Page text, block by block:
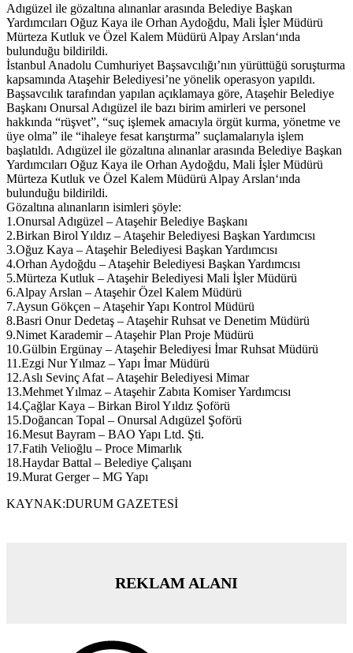
Adıgüzel ile gözaltına alınanlar arasında Belediye Başkan
Yardımcıları Oğuz Kaya ile Orhan Aydoğdu, Mali İşler Müdürü
Mürteza Kutluk ve Özel Kalem Müdürü Alpay Arslan‘ında
bulunduğu bildirildi.
İstanbul Anadolu Cumhuriyet Başsavcılığı’nın yürüttüğü soruşturma
kapsamında Ataşehir Belediyesi’ne yönelik operasyon yapıldı.
Başsavcılık tarafından yapılan açıklamaya göre, Ataşehir Belediye
Başkanı Onursal Adıgüzel ile bazı birim amirleri ve personel
hakkında “rüşvet”, “suç işlemek amacıyla örgüt kurma, yönetme ve
üye olma” ile “ihaleye fesat karıştırma” suçlamalarıyla işlem
başlatıldı. Adıgüzel ile gözaltına alınanlar arasında Belediye Başkan
Yardımcıları Oğuz Kaya ile Orhan Aydoğdu, Mali İşler Müdürü
Mürteza Kutluk ve Özel Kalem Müdürü Alpay Arslan‘ında
bulunduğu bildirildi.
Gözaltına alınanların isimleri şöyle:
1.Onursal Adıgüzel – Ataşehir Belediye Başkanı
2.Birkan Birol Yıldız – Ataşehir Belediyesi Başkan Yardımcısı
3.Oğuz Kaya – Ataşehir Belediyesi Başkan Yardımcısı
4.Orhan Aydoğdu – Ataşehir Belediyesi Başkan Yardımcısı
5.Mürteza Kutluk – Ataşehir Belediyesi Mali İşler Müdürü
6.Alpay Arslan – Ataşehir Özel Kalem Müdürü
7.Aysun Gökçen – Ataşehir Yapı Kontrol Müdürü
8.Basri Onur Dedetaş – Ataşehir Ruhsat ve Denetim Müdürü
9.Nimet Karademir – Ataşehir Plan Proje Müdürü
10.Gülbin Ergünay – Ataşehir Belediyesi İmar Ruhsat Müdürü
11.Ezgi Nur Yılmaz – Yapı İmar Müdürü
12.Aslı Sevinç Afat – Ataşehir Belediyesi Mimar
13.Mehmet Yılmaz – Ataşehir Zabıta Komiser Yardımcısı
14.Çağlar Kaya – Birkan Birol Yıldız Şoförü
15.Doğancan Topal – Onursal Adıgüzel Şoförü
16.Mesut Bayram – BAO Yapı Ltd. Şti.
17.Fatih Velioğlu – Proce Mimarlık
18.Haydar Battal – Belediye Çalışanı
19.Murat Gerger – MG Yapı
KAYNAK:DURUM GAZETESİ
REKLAM ALANI